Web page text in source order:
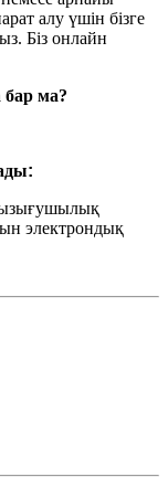
алу үшін бізге
Біз онлайн
ма?
:
қызығушылық
электрондық